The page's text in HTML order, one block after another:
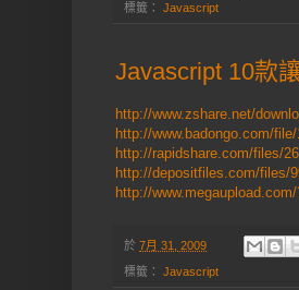
標籤： Javascript
Javascript 10款
http://www.zshare.net/
http://www.badongo.com/
http://rapidshare.com/files/
http://depositfiles.com/files/
http://
於 7月 31, 2009
標籤： Javascript